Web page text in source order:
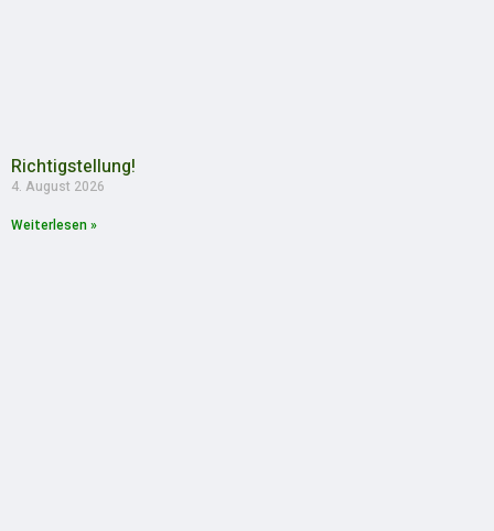
Richtigstellung!
4. August 2026
Weiterlesen »